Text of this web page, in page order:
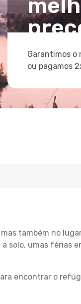
Garantimos o
ou pagamos
também no
solo, umas férias
encontrar o